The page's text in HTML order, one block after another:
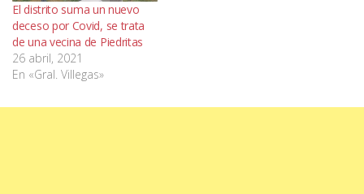
El distrito suma un nuevo
deceso por Covid, se trata
de una vecina de Piedritas
26 abril, 2021
En «Gral. Villegas»